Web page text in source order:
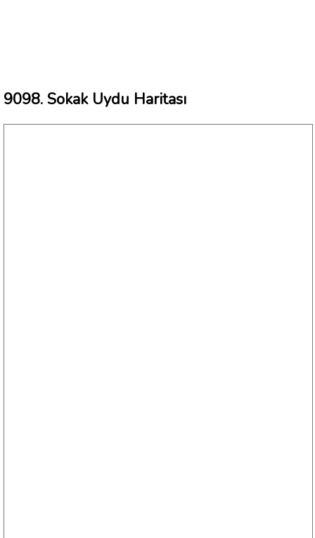
9098. Sokak Uydu Haritası